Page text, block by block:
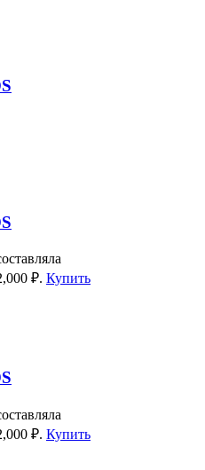
₽. Купить
₽. Купить